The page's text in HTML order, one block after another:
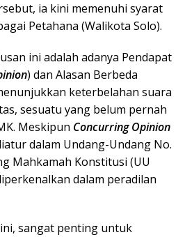
ia kini memenuhi syarat
Petahana (Walikota Solo).
ini adalah adanya Pendapat
) dan Alasan Berbeda
keterbelahan suara
sesuatu yang belum pernah
Meskipun Concurring Opinion
dalam Undang-Undang No.
Mahkamah Konstitusi (UU
dalam peradilan
sangat penting untuk